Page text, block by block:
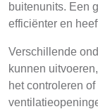
buitenunits. Een
efficiënter en
Verschillende
kunnen
het controleren